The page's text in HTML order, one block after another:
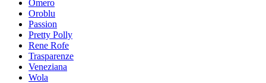
Omero
Oroblu
Passion
Pretty Polly
Rene Rofe
Trasparenze
Veneziana
Wola